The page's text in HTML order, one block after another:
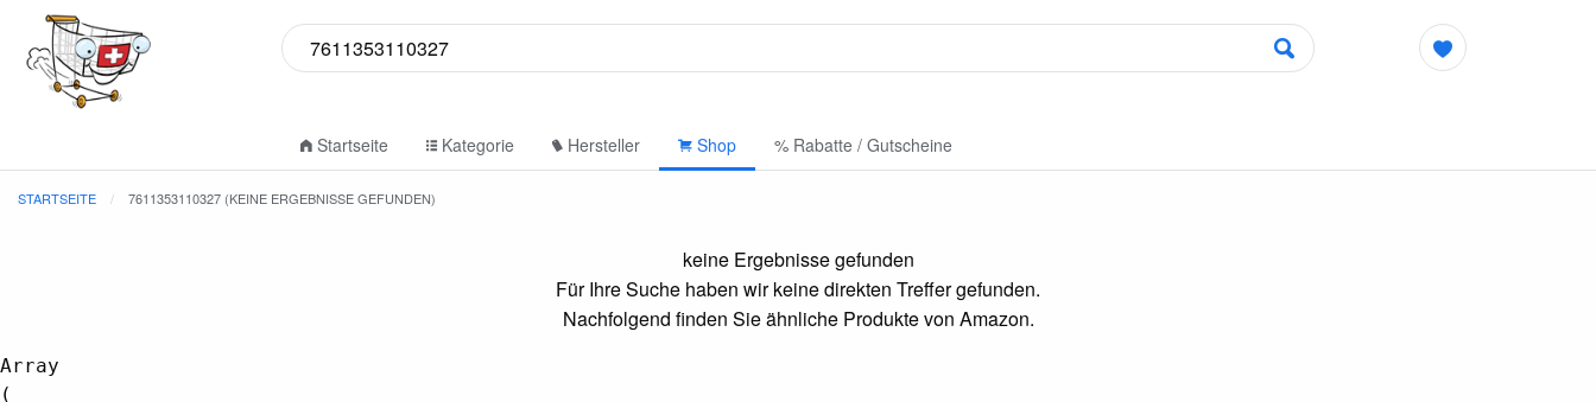
Startseite Kategorie Hersteller Shop % Rabatte / Gutscheine
STARTSEITE 7611353110327 (KEINE ERGEBNISSE GEFUNDEN)
keine Ergebnisse gefunden
Für Ihre Suche haben wir keine direkten Treffer gefunden.
Nachfolgend finden Sie ähnliche Produkte von Amazon.
Array
(